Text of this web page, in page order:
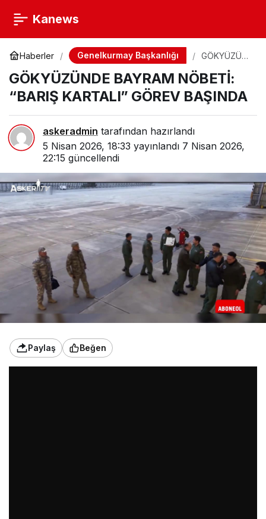
Kanews
Haberler Genelkurmay Başkanlığı
GÖKYÜZÜN
NÖBETİ:
“BARIŞ
KARTALI”
GÖREV
BAŞINDA
GÖKYÜZÜNDE BAYRAM NÖBETİ:
“BARIŞ KARTALI” GÖREV BAŞINDA
askeradmin tarafından hazırlandı
5 Nisan 2026, 18:33 yayınlandı 7 Nisan 2026,
22:15 güncellendi
Paylaş Beğen